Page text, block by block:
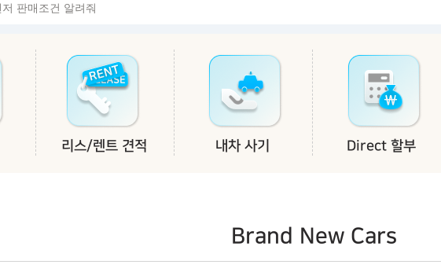
리스/렌트 견적 내차 사기 Direct 할부
Brand New Cars